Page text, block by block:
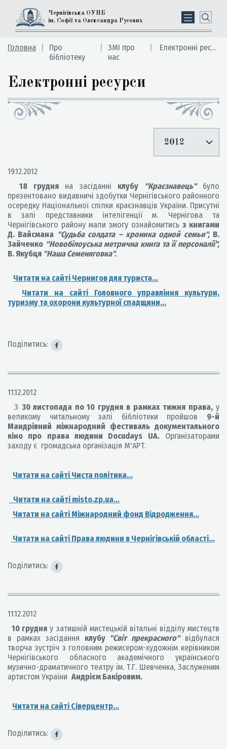
Чернігівська ОУНБ
ім. Софії та Олександра Русових
Головна
Про
бібліотеку
ЗМІ про
нас
Електронні ресурси
Електронні ресурси
2012
19.12.2012
18 грудняна засіданні клубу "Краєзнавець"було
презентовано видавничі здобутки Чернігівського районного
осередку Національної спілки краєзнавців України. Присутні
в залі представники інтелігенції м. Чернігова та
Чернігівського району мали змогу ознайомитись з книгами
Д. Вайсмана "Судьба солдата – хроника одной семьи",В.
Зайченко "Новобілоуська метрична книга та її персоналії",
В. Якубця "Наша Семеняговка".
Читати на сайті Чернигов для туриста...
Читати на сайті Головного управління культури,
туризму та охорони культурної спадщини...
Поділитись:
11.12.2012
З 30 листопада по 10 грудня в рамках тижня права,у
великому читальному залі бібліотеки пройшов 9-й
Мандрівний міжнародний фестиваль документального
кіно про права людини Docudays UA.Організаторами
заходу є громадська організація М'АРТ.
Читати на сайті Чиста політика...
Читати на сайті misto.zp.ua...
Читати на сайті Міжнародний фонд Відродження...
Читати на сайті Права людини в Чернігівській області...
Поділитись:
11.12.2012
10 грудня у затишній мистецькій вітальні відділу мистецтв
в рамках засідання клубу "Світ прекрасного"відбулася
творча зустріч з головним режисером-художнім керівником
Чернігівського обласного академічного українського
музично-драматичного театру ім. Т.Г. Шевченка, Заслуженим
артистом України Андрієм Бакіровим.
Читати на сайті Сіверцентр...
Поділитись: